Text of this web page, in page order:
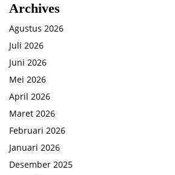
Archives
Agustus 2026
Juli 2026
Juni 2026
Mei 2026
April 2026
Maret 2026
Februari 2026
Januari 2026
Desember 2025